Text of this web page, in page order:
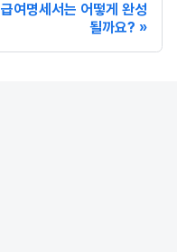
급여명세서는 어떻게 완성
될까요?